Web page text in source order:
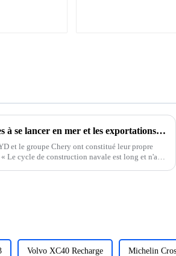
Les entreprises locales sont prêtes à se lancer en mer et les exportations de voitures particulières franchiront la barre des 5 millions en 2024
et le groupe Chery ont constitué leur propre
Le cycle de construction navale est long et n'a
Volvo XC40 Recharge Michelin